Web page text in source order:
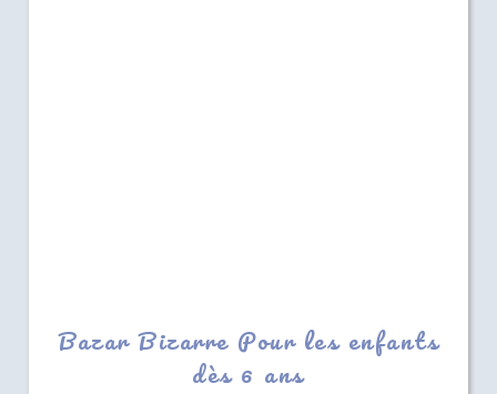
Bazar Bizarre Pour les enfants
dès 6 ans